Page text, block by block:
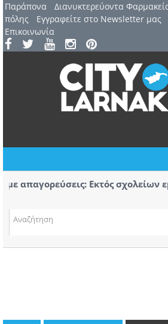
Παράπονα Διανυκτερεύοντα
πόλης
Εγγραφείτε στο Newsletter μας
Επικοινωνία
ΤΟΠΙΚΑ ΝΕΑ
Εκτός σχολείων
Αυγούστου: 44ο Φεστιβάλ